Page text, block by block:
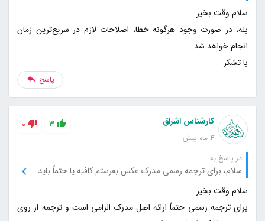
بله، در صورت وجود هرگونه خطا، اصلاحات لازم در سریع‌ترین زمان
با تشکر
پاسخ
کارشناس اشراق
4 ماه پیش
3
0
در پاسخ به:
سلام، برای ترجمه رسمی مدرک عکس بفرستم کافیه یا حتماً باید اصلش رو بیارم؟
برای ترجمه رسمی حتماً ارائه اصل مدرک الزامی است و ترجمه از روی